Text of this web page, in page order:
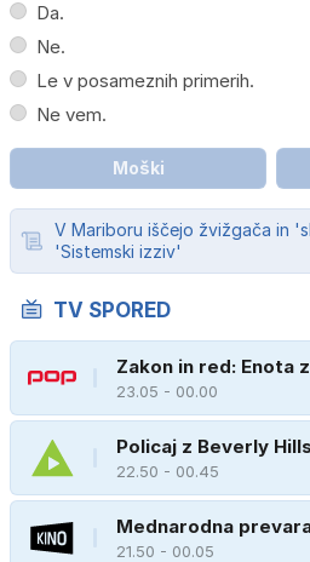
Da.
Ne.
Le v posameznih primerih.
Ne vem.
Moški
V Mariboru iščejo žvižgača in
'Sistemski izziv'
TV SPORED
Zakon in red: Enota
23.05 - 00.00
Policaj z Beverly
22.50 - 00.45
Mednarodna
21.50 - 00.05